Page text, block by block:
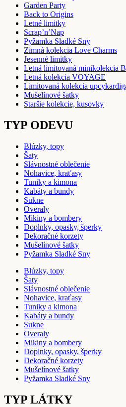
Garden Party
Back to Origins
Letné limitky
Scrap’n’Nap
Pyžamka Sladké Sny
Zimná kolekcia Love Charms
Jesenné limitky
Letná limitovaná minikolekcia
Letná kolekcia VOYAGE
Limitovaná kolekcia
Mušelínové šatky
Staršie kolekcie, kusovky
TYP ODEVU
Blúzky, topy
Šaty
Slávnostné oblečenie
Nohavice, kraťasy
Tuniky a kimona
Kabáty a bundy
Sukne
Overaly
Mikiny a bombery
Doplnky, opasky, šperky
Dekoračné korzety
Mušelínové šatky
Pyžamka Sladké Sny
Blúzky, topy
Šaty
Slávnostné oblečenie
Nohavice, kraťasy
Tuniky a kimona
Kabáty a bundy
Sukne
Overaly
Mikiny a bombery
Doplnky, opasky, šperky
Dekoračné korzety
Mušelínové šatky
Pyžamka Sladké Sny
TYP LÁTKY